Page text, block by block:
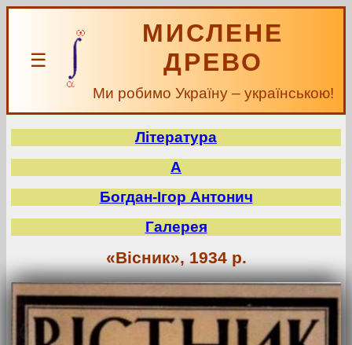
☰
МИСЛЕНЕ
ДРЕВО
Ми робимо Україну – українською!
Література
А
Богдан-Ігор Антонич
Галерея
«Вісник», 1934 р.